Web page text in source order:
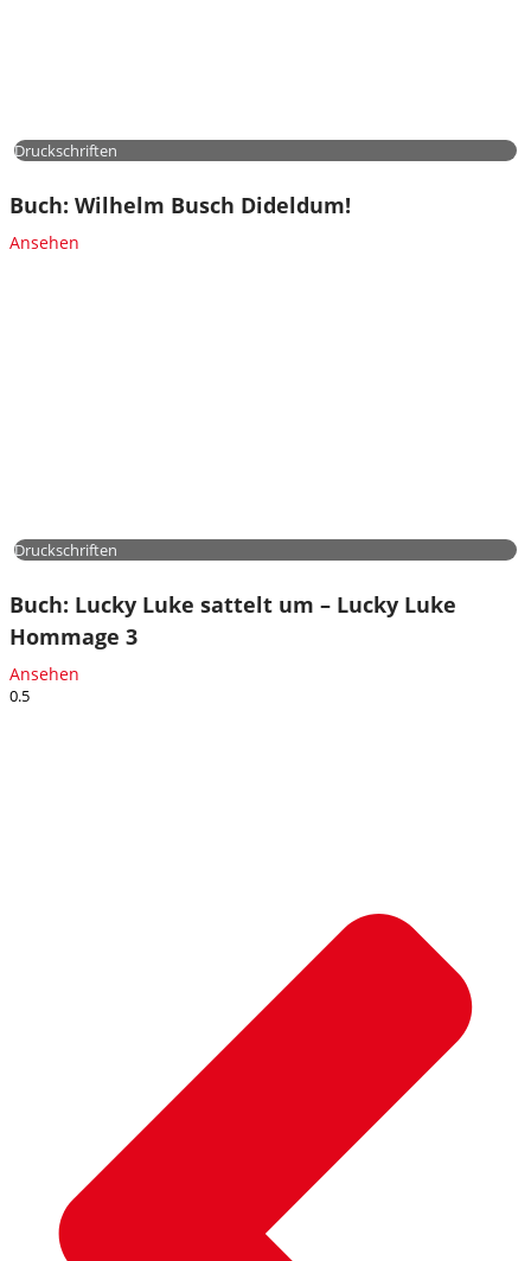
Druckschriften
Buch: Wilhelm Busch Dideldum!
Ansehen
Druckschriften
Buch: Lucky Luke sattelt um – Lucky Luke
Hommage 3
Ansehen